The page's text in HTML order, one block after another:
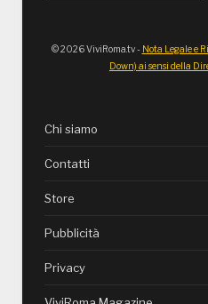
© 2026 ViviRoma.tv - Nota Legale e
Down) ai sensi della
Chi siamo
Contatti
Store
Pubblicità
Privacy